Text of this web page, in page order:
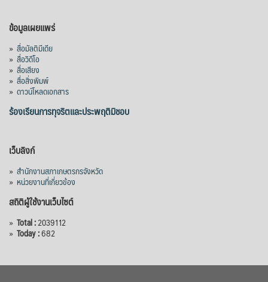
ข้อมูลเผยแพร่
» สื่อมัลติมีเดีย
» สื่อวิดีโอ
» สื่อเสียง
» สื่อสิ่งพิมพ์
» ดาวน์โหลดเอกสาร
ร้องเรียนการทุจริตและประพฤติมิชอบ
เว็บลิงก์
» สำนักงานสภาเกษตรกรจังหวัด
» หน่วยงานที่เกี่ยวข้อง
สถิติผู้ใช้งานเว็บไซต์
» Total :2039112
» Today :682